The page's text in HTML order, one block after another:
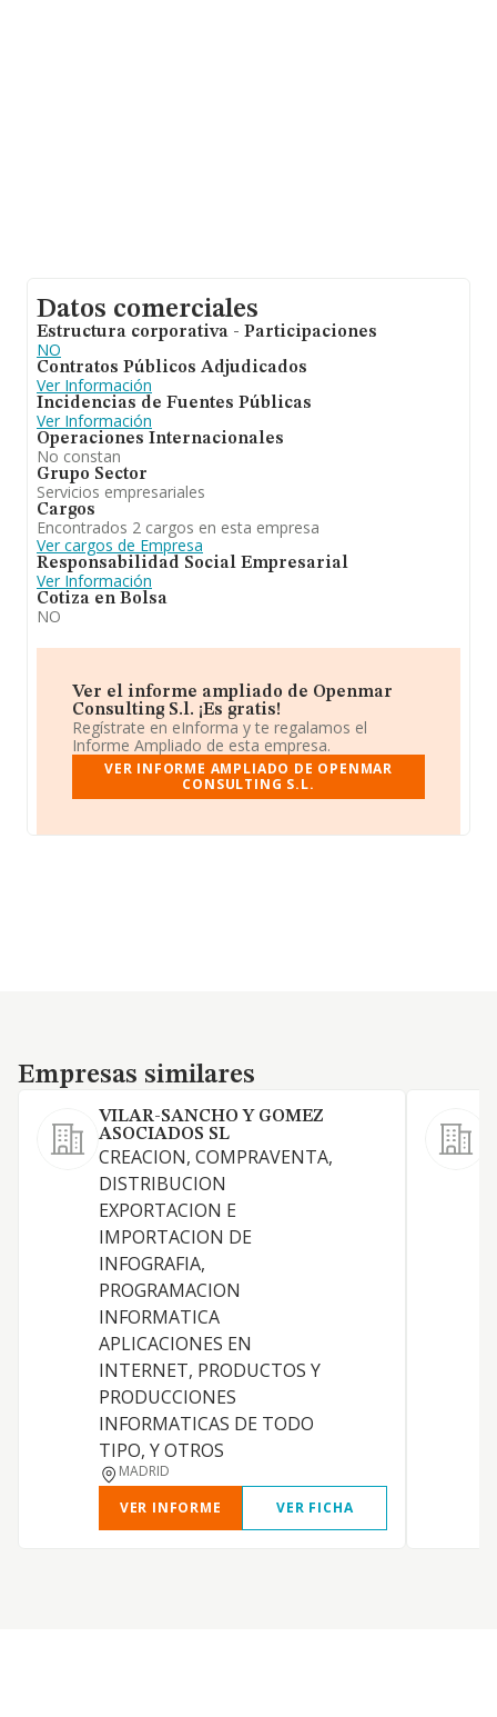
Datos comerciales
Estructura corporativa - Participaciones
NO
Contratos Públicos Adjudicados
Ver Información
Incidencias de Fuentes Públicas
Ver Información
Operaciones Internacionales
No constan
Grupo Sector
Servicios empresariales
Cargos
Encontrados 2 cargos en esta empresa
Ver cargos de Empresa
Responsabilidad Social Empresarial
Ver Información
Cotiza en Bolsa
NO
Ver el informe ampliado de Openmar
Consulting S.l. ¡Es gratis!
Regístrate en eInforma y te regalamos el
Informe Ampliado de esta empresa.
VER INFORME AMPLIADO DE OPENMAR
CONSULTING S.L.
Empresas similares
Empresas similares
VILAR-SANCHO Y GOMEZ
ASOCIADOS SL
CREACION, COMPRAVENTA,
DISTRIBUCION
EXPORTACION E
IMPORTACION DE
INFOGRAFIA,
PROGRAMACION
INFORMATICA
APLICACIONES EN
INTERNET, PRODUCTOS Y
PRODUCCIONES
INFORMATICAS DE TODO
TIPO, Y OTROS
MADRID
VER INFORME
VER FICHA